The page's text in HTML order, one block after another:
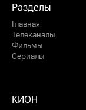
Разделы
Главная
Телеканалы
Фильмы
Сериалы
КИОН